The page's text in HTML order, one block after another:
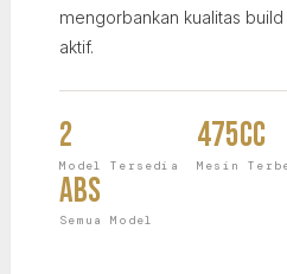
mengorbankan kualitas
aktif.
2
Model Tersedia
475cc
Mesin
ABS
Semua Model